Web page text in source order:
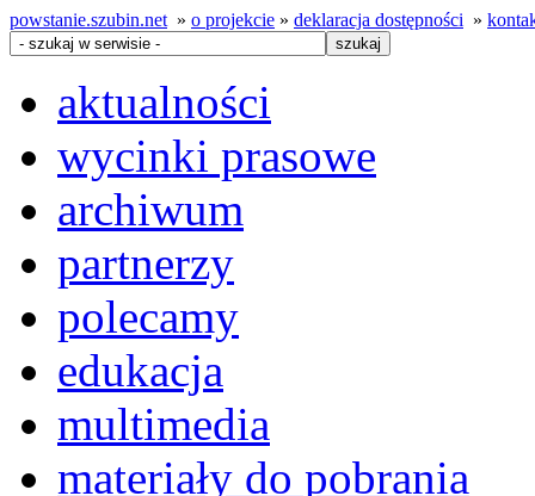
powstanie.szubin.net » o projekcie » deklaracja dostępności »
aktualności
wycinki prasowe
archiwum
partnerzy
polecamy
edukacja
multimedia
materiały do pobrania